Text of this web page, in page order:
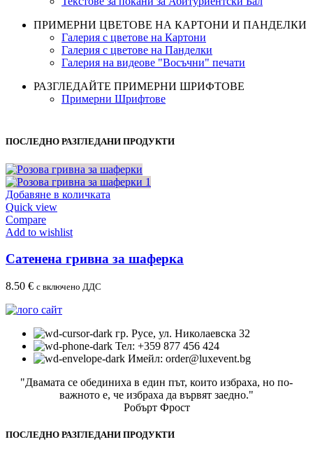
ПРИМЕРНИ ЦВЕТОВЕ НА КАРТОНИ И ПАНДЕЛКИ
Галерия с цветове на Картони
Галерия с цветове на Панделки
Галерия на видеове "Восъчни" печати
РАЗГЛЕДАЙТЕ ПРИМЕРНИ ШРИФТОВЕ
Примерни Шрифтове
ПОСЛЕДНО РАЗГЛЕДАНИ ПРОДУКТИ
Добавяне в количката
Quick view
Compare
Add to wishlist
Сатенена гривна за шаферка
8.50 € с включено ДДС
гр. Русе, ул. Николаевска 32
Тел: +359 877 456 424
Имейл: order@luxevent.bg
"Двамата се обединиха в един път, които избраха, но по-
важното е, че избраха да вървят заедно."
Робърт Фрост
ПОСЛЕДНО РАЗГЛЕДАНИ ПРОДУКТИ